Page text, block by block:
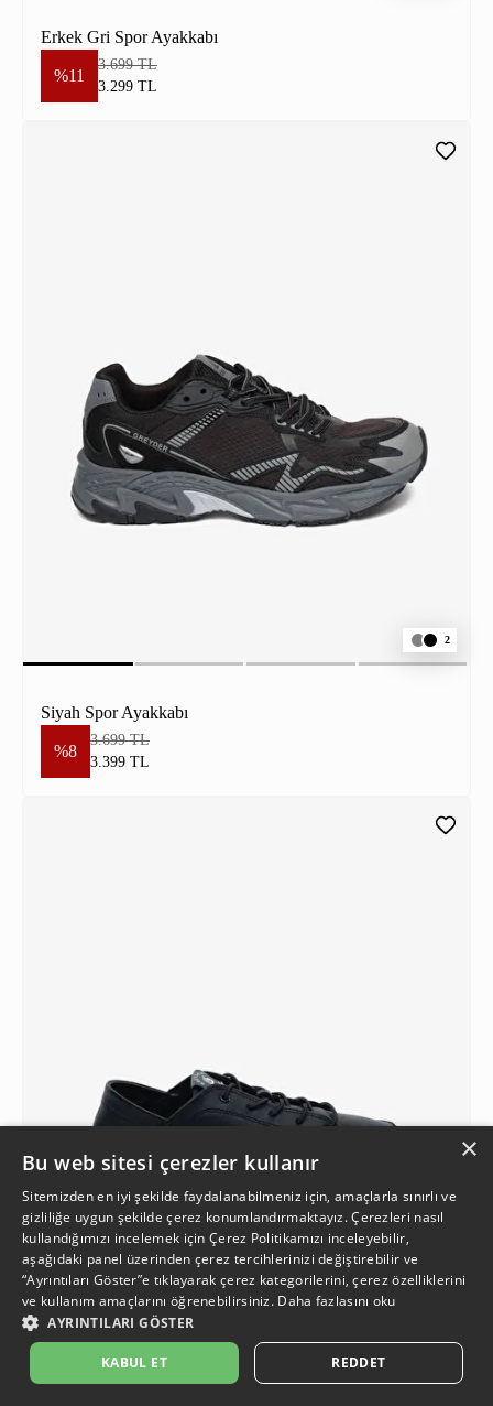
Erkek Gri Spor Ayakkabı
%11
3.699 TL
3.299 TL
2
Siyah Spor Ayakkabı
%8
3.699 TL
3.399 TL
Kadın Siyah Hakiki Deri Sneaker Ayakkabı
×
Bu web sitesi çerezler kullanır
Sitemizden en iyi şekilde faydalanabilmeniz için, amaçlarla sınırlı ve
gizliliğe uygun şekilde çerez konumlandırmaktayız. Çerezleri nasıl
kullandığımızı incelemek içinÇerez Politikamızı inceleyebilir,
aşağıdaki panel üzerinden çerez tercihlerinizi değiştirebilir ve
“Ayrıntıları Göster”e tıklayarak çerez kategorilerini, çerez özelliklerini
ve kullanım amaçlarını öğrenebilirsiniz. Daha fazlasını oku
AYRINTILARI GÖSTER
KABUL ET REDDET